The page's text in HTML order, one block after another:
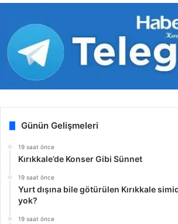
Günün Gelişmeleri
19 saat önce
Kırıkkale’de Konser Gibi Sünnet
19 saat önce
Yurt dışına bile götürülen Kırıkkale
yok?
19 saat önce